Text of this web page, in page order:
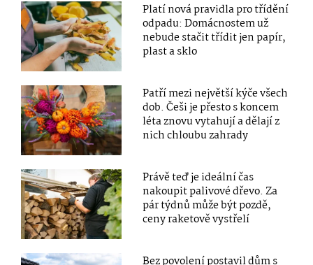
Platí nová pravidla pro třídění
odpadu: Domácnostem už
nebude stačit třídit jen papír,
plast a sklo
Patří mezi největší kýče všech
dob. Češi je přesto s koncem
léta znovu vytahují a dělají z
nich chloubu zahrady
Právě teď je ideální čas
nakoupit palivové dřevo. Za
pár týdnů může být pozdě,
ceny raketově vystřelí
Bez povolení postavil dům s